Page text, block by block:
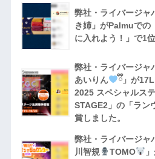
弊社・ライバージャ
き姉」がPalmuでの
に入れよう！」で1
弊社・ライバージャ
あいりん
」が
2025 スペシャルス
STAGE2」の「ラン
賞しました。
弊社・ライバージャ
川智規
TOMO